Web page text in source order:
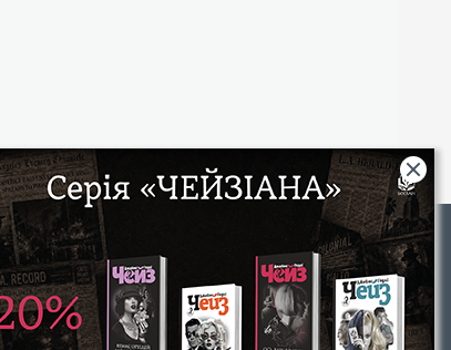
|
магазин «Видавництво Богдан»:
м. Тернопіль, А/С 529